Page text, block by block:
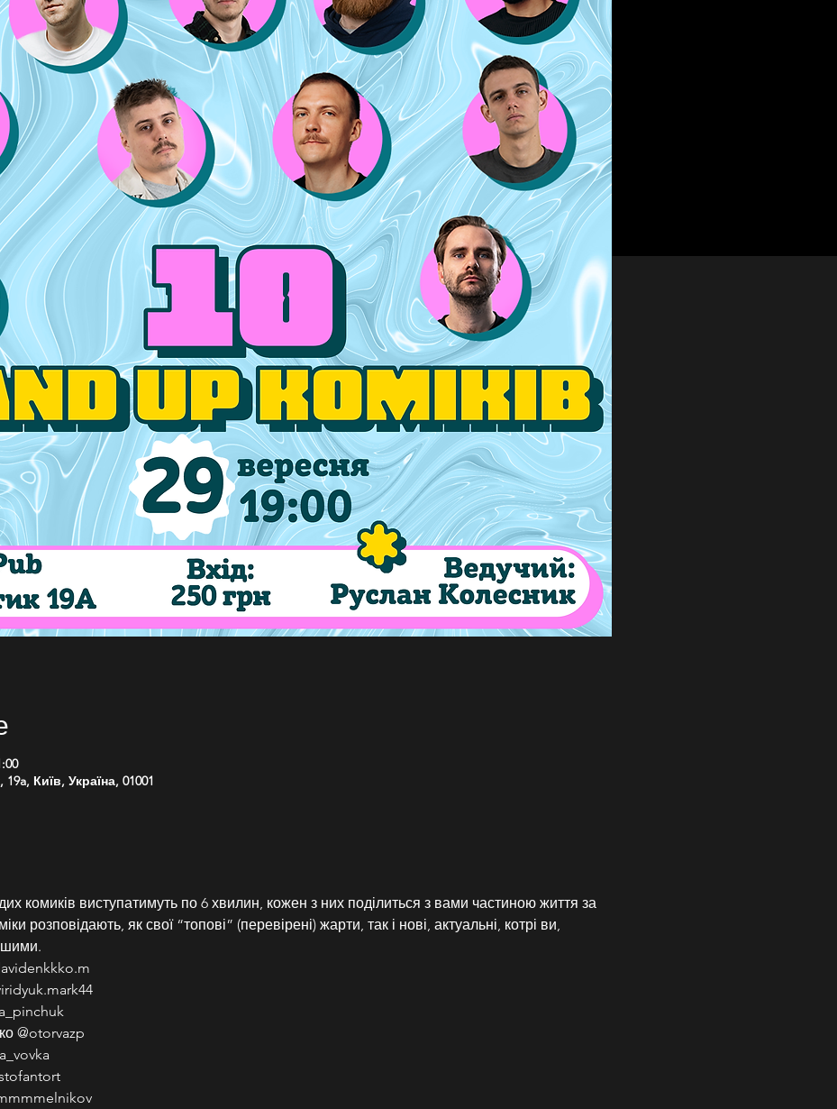
Київ, Україна, 01001
комиків виступатимуть по 6 хвилин, кожен з них поділиться з вами частиною життя за
розповідають, як свої “топові” (перевірені) жарти, так і нові, актуальні, котрі ви,
@otorvazp